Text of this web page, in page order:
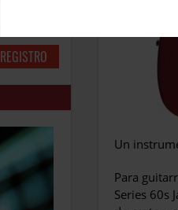
Un
Para
Series 60s
REGISTRO